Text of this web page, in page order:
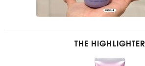
THE HIGHLIGHTER